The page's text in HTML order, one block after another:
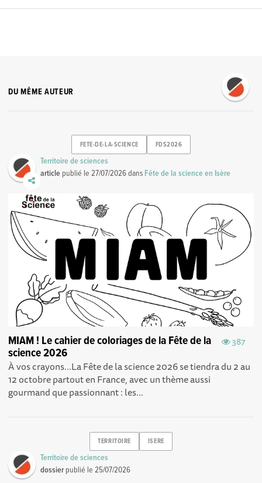
DU MÊME AUTEUR
FETE-DE-LA-SCIENCE FDS2026
Territoire de sciences
article publié le27/07/2026dans Fête de la science en Isère
387
MIAM ! Le cahier de coloriages de la Fête de la
science 2026
À vos crayons...La Fête de la science 2026 se tiendra du 2 au
12 octobre partout en France, avec un thème aussi
gourmand que passionnant : les...
TERRITOIRE ISERE
Territoire de sciences
dossier publié le25/07/2026